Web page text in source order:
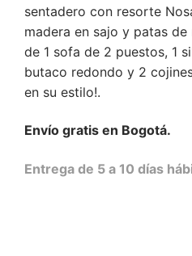
sentadero con resorte
madera en sajo y patas
de 1 sofa de 2 puestos, 1
butaco redondo y 2
en su estilo!.
Envío gratis en Bogotá.
Entrega de 5 a 10 días